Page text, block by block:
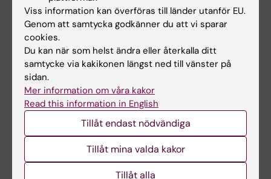
Lokalbokning
Bokningsbara lokaler på campus Solna
Bokningsbara lokaler på campus Flemingsberg
Hade du nytta av informationen på denna sida?
Yes
Viss information kan överföras till länder utanför EU.
Genom att samtycka godkänner du att vi sparar
cookies.
Du kan när som helst ändra eller återkalla ditt
samtycke via kakikonen längst ned till vänster på
sidan.
Mer information om våra kakor
Read this information in English
Tillåt endast nödvändiga
Tillåt mina valda kakor
Tillåt alla